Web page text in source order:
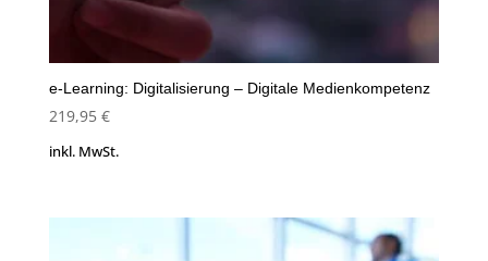
e-Learning: Digitalisierung – Digitale Medienkompetenz
219,95 €
inkl. MwSt.